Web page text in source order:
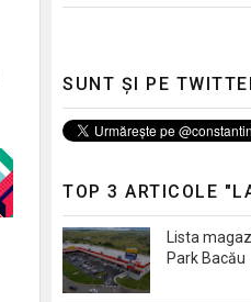
SUNT ȘI PE
TOP 3 ARTICOLE
Lista
Park Bacău